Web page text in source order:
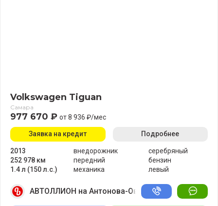
Volkswagen Tiguan
Самара
977 670 ₽ от 8 936 ₽/мес
2013
252 978 км
1.4 л (150 л.с.)
внедорожник
передний
механика
серебряный
бензин
левый
Заявка на кредит Подробнее
АВТОЛЛИОН на Антонова-Овсеенко